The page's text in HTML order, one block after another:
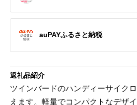
auPAYふるさと納税
返礼品紹介
ツインバードのハンディーサイク
えます。軽量でコンパクトなデザ